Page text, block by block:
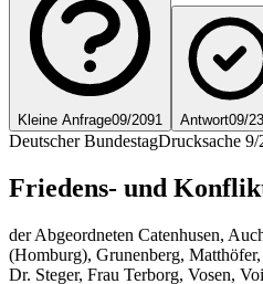
Kleine Anfrage09/2091 Antwort09/
Deutscher BundestagDrucksache 9/
Friedens- und
der Abgeordneten Catenhusen,
(Homburg), Grunenberg,
Dr. Steger, Frau Terborg, Vosen,